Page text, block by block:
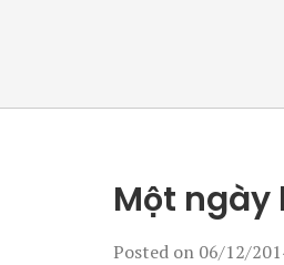
Một
Posted on 06/12/